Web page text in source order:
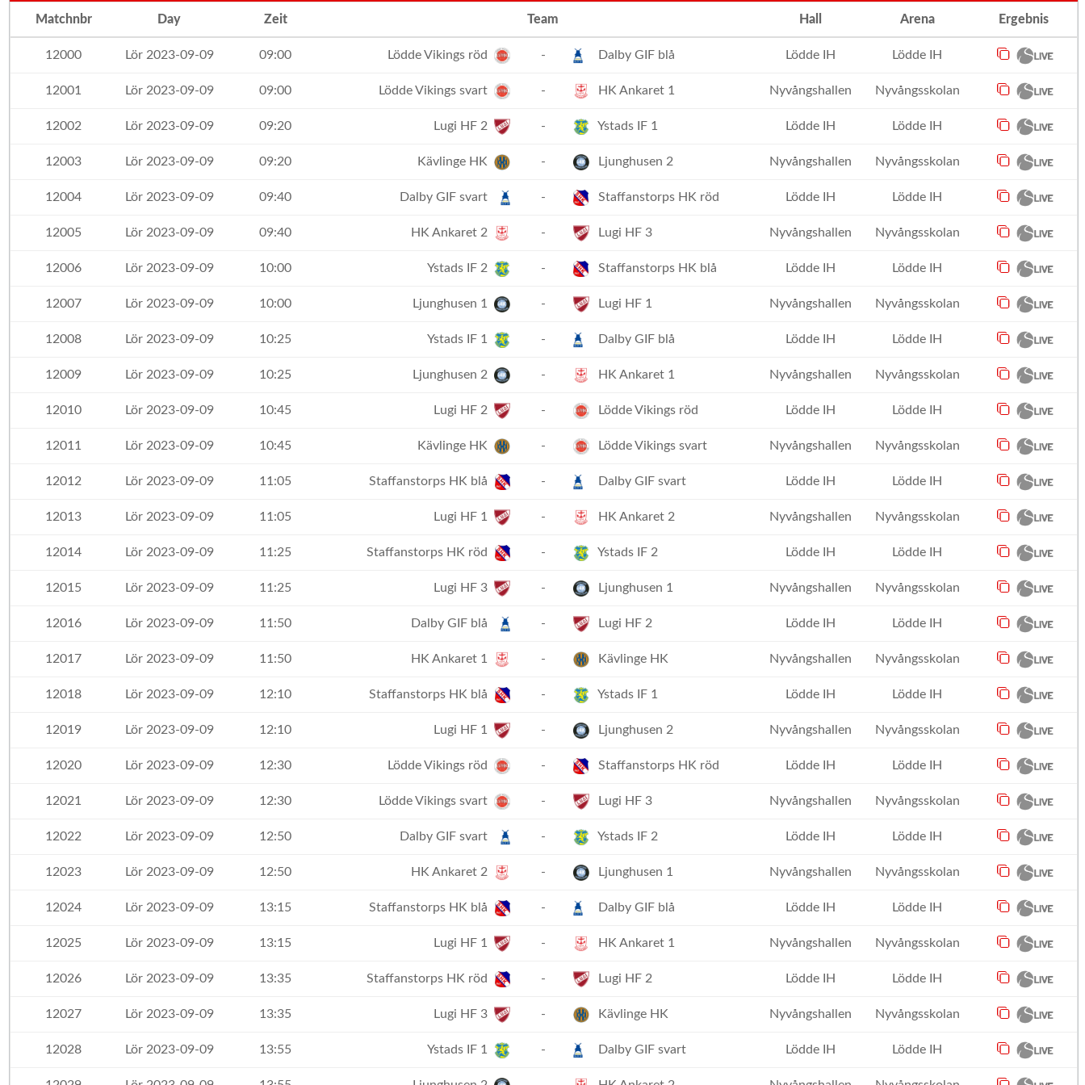
Matchnbr Day Zeit Team Hall Arena Ergebnis
12000 Lör 2023-09-09 09:00 Lödde Vikings röd - Dalby GIF blå Lödde IH Lödde IH
12001 Lör 2023-09-09 09:00 Lödde Vikings svart - HK Ankaret 1 Nyvångshallen Nyvångsskolan
12002 Lör 2023-09-09 09:20 Lugi HF 2 - Ystads IF 1 Lödde IH Lödde IH
12003 Lör 2023-09-09 09:20 Kävlinge HK - Ljunghusen 2 Nyvångshallen Nyvångsskolan
12004 Lör 2023-09-09 09:40 Dalby GIF svart - Staffanstorps HK röd Lödde IH Lödde IH
12005 Lör 2023-09-09 09:40 HK Ankaret 2 - Lugi HF 3 Nyvångshallen Nyvångsskolan
12006 Lör 2023-09-09 10:00 Ystads IF 2 - Staffanstorps HK blå Lödde IH Lödde IH
12007 Lör 2023-09-09 10:00 Ljunghusen 1 - Lugi HF 1 Nyvångshallen Nyvångsskolan
12008 Lör 2023-09-09 10:25 Ystads IF 1 - Dalby GIF blå Lödde IH Lödde IH
12009 Lör 2023-09-09 10:25 Ljunghusen 2 - HK Ankaret 1 Nyvångshallen Nyvångsskolan
12010 Lör 2023-09-09 10:45 Lugi HF 2 - Lödde Vikings röd Lödde IH Lödde IH
12011 Lör 2023-09-09 10:45 Kävlinge HK - Lödde Vikings svart Nyvångshallen Nyvångsskolan
12012 Lör 2023-09-09 11:05 Staffanstorps HK blå - Dalby GIF svart Lödde IH Lödde IH
12013 Lör 2023-09-09 11:05 Lugi HF 1 - HK Ankaret 2 Nyvångshallen Nyvångsskolan
12014 Lör 2023-09-09 11:25 Staffanstorps HK röd - Ystads IF 2 Lödde IH Lödde IH
12015 Lör 2023-09-09 11:25 Lugi HF 3 - Ljunghusen 1 Nyvångshallen Nyvångsskolan
12016 Lör 2023-09-09 11:50 Dalby GIF blå - Lugi HF 2 Lödde IH Lödde IH
12017 Lör 2023-09-09 11:50 HK Ankaret 1 - Kävlinge HK Nyvångshallen Nyvångsskolan
12018 Lör 2023-09-09 12:10 Staffanstorps HK blå - Ystads IF 1 Lödde IH Lödde IH
12019 Lör 2023-09-09 12:10 Lugi HF 1 - Ljunghusen 2 Nyvångshallen Nyvångsskolan
12020 Lör 2023-09-09 12:30 Lödde Vikings röd - Staffanstorps HK röd Lödde IH Lödde IH
12021 Lör 2023-09-09 12:30 Lödde Vikings svart - Lugi HF 3 Nyvångshallen Nyvångsskolan
12022 Lör 2023-09-09 12:50 Dalby GIF svart - Ystads IF 2 Lödde IH Lödde IH
12023 Lör 2023-09-09 12:50 HK Ankaret 2 - Ljunghusen 1 Nyvångshallen Nyvångsskolan
12024 Lör 2023-09-09 13:15 Staffanstorps HK blå - Dalby GIF blå Lödde IH Lödde IH
12025 Lör 2023-09-09 13:15 Lugi HF 1 - HK Ankaret 1 Nyvångshallen Nyvångsskolan
12026 Lör 2023-09-09 13:35 Staffanstorps HK röd - Lugi HF 2 Lödde IH Lödde IH
12027 Lör 2023-09-09 13:35 Lugi HF 3 - Kävlinge HK Nyvångshallen Nyvångsskolan
12028 Lör 2023-09-09 13:55 Ystads IF 1 - Dalby GIF svart Lödde IH Lödde IH